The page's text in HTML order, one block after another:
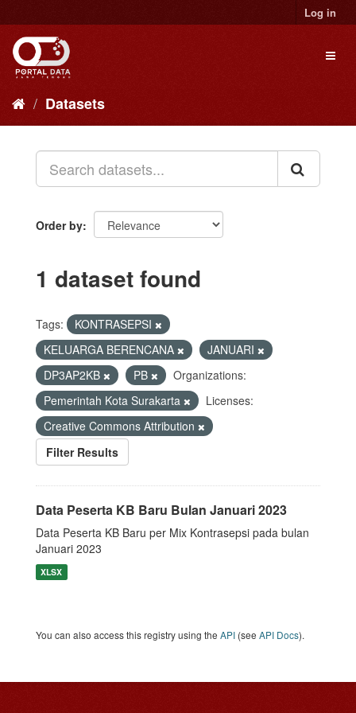
to
content
Log in
Datasets
Order by
1 dataset found
Tags:
KONTRASEPSI
KELUARGA BERENCANA
JANUARI
DP3AP2KB
PB
Organizations:
Pemerintah Kota Surakarta
Licenses:
Creative Commons Attribution
Filter Results
Data Peserta KB Baru Bulan Januari 2023
Data Peserta KB Baru per Mix Kontrasepsi pada bulan
Januari 2023
XLSX
You can also access this registry using the API (see API Docs).